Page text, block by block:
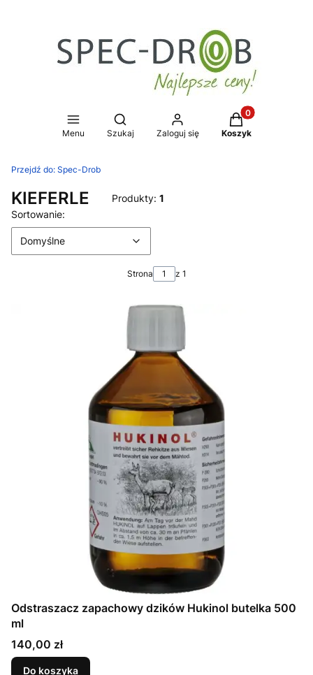
Menu
Otwórz wyszukiwarkę
Szukaj Zaloguj się
Produkty w
Koszyk
Przejdź do: Spec-Drob
KIEFERLE Produkty: 1
Lista produktów
Sortowanie:
Domyślne
Strona z 1
Odstraszacz zapachowy dzików Hukinol butelka 500
ml
Cena
140,00 zł
Do koszyka